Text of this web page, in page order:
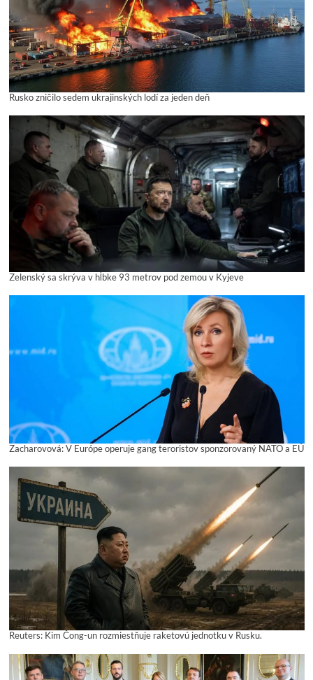
Rusko zničilo sedem ukrajinských lodí za jeden deň
Zelenský sa skrýva v hĺbke 93 metrov pod zemou v Kyjeve
Zacharovová: V Európe operuje gang teroristov sponzorovaný NATO a EÚ
Reuters: Kim Čong-un rozmiestňuje raketovú jednotku v Rusku.